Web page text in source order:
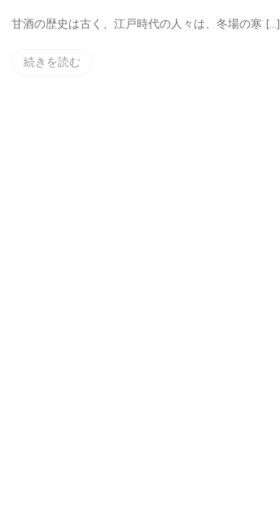
甘酒の歴史は古く、江戸時代の人々は、冬場の寒 […]
続きを読む